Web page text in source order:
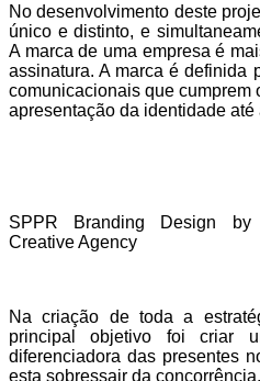
No desenvolvimento deste
único e distinto, e
A marca de uma empresa é
assinatura. A marca é definida
comunicacionais que cumprem
apresentação da identidade até
SPPR Branding Design
Creative Agency
Na criação de toda a
principal objetivo foi criar
diferenciadora das presentes
esta sobressair da concorrência.